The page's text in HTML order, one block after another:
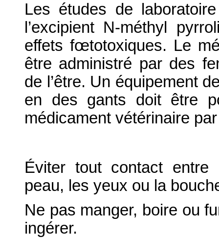
Les études de
l’excipient N-méthyl
effets fœtotoxiques. Le
être administré par des
de l’être. Un équipement
en des gants doit être
médicament vétérinaire
Éviter tout contact entre
peau, les yeux ou la
Ne pas manger, boire ou
ingérer.